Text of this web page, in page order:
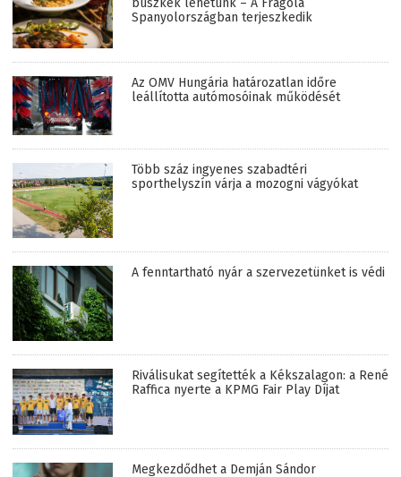
Spanyolországban terjeszkedik
Az OMV Hungária határozatlan időre
leállította autómosóinak működését
Több száz ingyenes szabadtéri
sporthelyszín várja a mozogni vágyókat
A fenntartható nyár a szervezetünket is védi
Riválisukat segítették a Kékszalagon: a René
Raffica nyerte a KPMG Fair Play Díjat
Megkezdődhet a Demján Sándor